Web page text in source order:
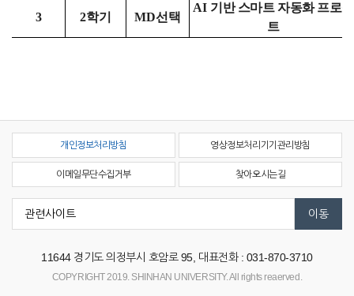
3 2학기 MD선택
AI 기반 스마트 자동화 프로젝
트
개인정보처리방침 영상정보처리기기관리방침
이메일무단수집거부 찾아오시는길
11644 경기도 의정부시 호암로 95, 대표전화 : 031-870-3710
COPYRIGHT 2019. SHINHAN UNIVERSITY. All rights reaerved.